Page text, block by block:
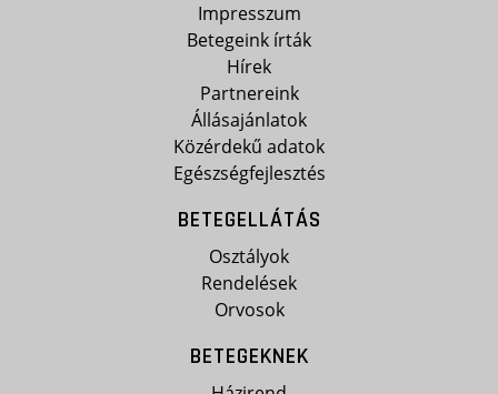
Impresszum
Betegeink írták
Hírek
Partnereink
Állásajánlatok
Közérdekű adatok
Egészségfejlesztés
BETEGELLÁTÁS
Osztályok
Rendelések
Orvosok
BETEGEKNEK